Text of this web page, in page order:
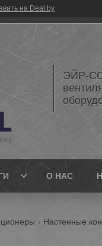
на Deal.by
ЭЙР-
О НАС
Настенные